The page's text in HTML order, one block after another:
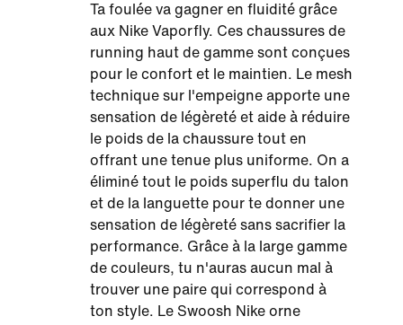
Ta foulée va gagner en fluidité grâce
aux Nike Vaporfly. Ces chaussures de
running haut de gamme sont conçues
pour le confort et le maintien. Le mesh
technique sur l'empeigne apporte une
sensation de légèreté et aide à réduire
le poids de la chaussure tout en
offrant une tenue plus uniforme. On a
éliminé tout le poids superflu du talon
et de la languette pour te donner une
sensation de légèreté sans sacrifier la
performance. Grâce à la large gamme
de couleurs, tu n'auras aucun mal à
trouver une paire qui correspond à
ton style. Le Swoosh Nike orne